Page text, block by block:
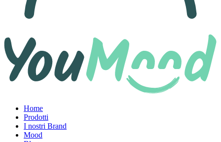
Home
Prodotti
I nostri Brand
Mood